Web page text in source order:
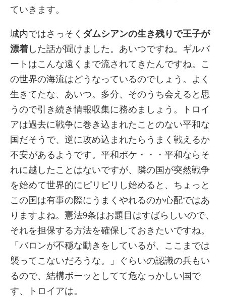
ていきます。
城内ではさっそく ダムシアンの生き残りで王子が
漂着 した話が聞けました。あいつですね。ギルバ
ートはこんな遠くまで流されてきたんですね。こ
の世界の海流はどうなっているのでしょう。よく
生きてたな、あいつ。多分、そのうち会えると思
うので引き続き情報収集に務めましょう。トロイ
アは過去に戦争に巻き込まれたことのない平和な
国だそうで、逆に攻め込まれたらうまく戦えるか
不安があるようです。平和ボケ・・・平和ならそ
れに越したことはないですが、隣の国が突然戦争
を始めて世界的にピリピリし始めると、ちょっと
この国は有事の際にうまくやれるのか心配ではあ
りますよね。憲法9条はお題目はすばらしいので、
それを担保する方法を確保しておきたいですね。
「バロンが不穏な動きをしているが、ここまでは
襲ってこないだろうな。」ぐらいの認識の兵もい
るので、結構ボーッとしてて危なっかしい国で
す、トロイアは。